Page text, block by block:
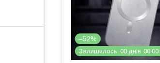
–52%
Залишилось 00 днів 00 00